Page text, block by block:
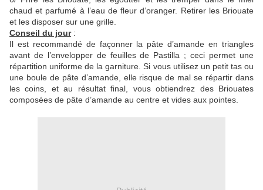
chaud et parfumé à l’eau de fleur d’oranger. Retirer les Briouate
et les disposer sur une grille.
Conseil du jour:
Il est recommandé de façonner la pâte d’amande en triangles
avant de l’envelopper de feuilles de Pastilla ; ceci permet une
répartition uniforme de la garniture. Si vous utilisez un petit tas ou
une boule de pâte d’amande, elle risque de mal se répartir dans
les coins, et au résultat final, vous obtiendrez des Briouates
composées de pâte d’amande au centre et vides aux pointes.